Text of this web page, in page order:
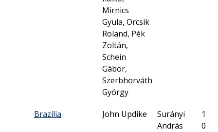
Mirnics
Gyula, Orcsik
Roland, Pék
Zoltán,
Schein
Gábor,
Szerbhorváth
György
Brazília John Updike
Surányi
András
07.